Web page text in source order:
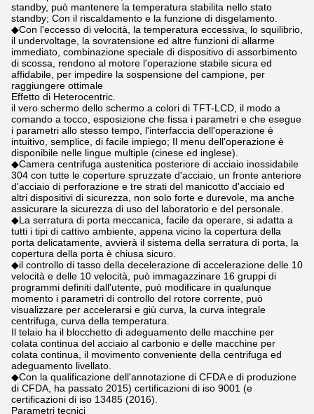
standby, può mantenere la temperatura stabilita nello stato
standby; Con il riscaldamento e la funzione di disgelamento.
◆Con l'eccesso di velocità, la temperatura eccessiva, lo squilibrio,
il undervoltage, la sovratensione ed altre funzioni di allarme
immediato, combinazione speciale di dispositivo di assorbimento
di scossa, rendono al motore l'operazione stabile sicura ed
affidabile, per impedire la sospensione del campione, per
raggiungere ottimale
Effetto di Heterocentric.
il vero schermo dello schermo a colori di TFT-LCD, il modo a
comando a tocco, esposizione che fissa i parametri e che esegue
i parametri allo stesso tempo, l'interfaccia dell'operazione è
intuitivo, semplice, di facile impiego; Il menu dell'operazione è
disponibile nelle lingue multiple (cinese ed inglese).
◆Camera centrifuga austenitica posteriore di acciaio inossidabile
304 con tutte le coperture spruzzate d'acciaio, un fronte anteriore
d'acciaio di perforazione e tre strati del manicotto d'acciaio ed
altri dispositivi di sicurezza, non solo forte e durevole, ma anche
assicurare la sicurezza di uso del laboratorio e del personale.
◆La serratura di porta meccanica, facile da operare, si adatta a
tutti i tipi di cattivo ambiente, appena vicino la copertura della
porta delicatamente, avvierà il sistema della serratura di porta, la
copertura della porta è chiusa sicuro.
◆il controllo di tasso della decelerazione di accelerazione delle 10
velocità e delle 10 velocità, può immagazzinare 16 gruppi di
programmi definiti dall'utente, può modificare in qualunque
momento i parametri di controllo del rotore corrente, può
visualizzare per accelerarsi e giù curva, la curva integrale
centrifuga, curva della temperatura.
Il telaio ha il blocchetto di adeguamento delle macchine per
colata continua del acciaio al carbonio e delle macchine per
colata continua, il movimento conveniente della centrifuga ed
adeguamento livellato.
◆Con la qualificazione dell'annotazione di CFDA e di produzione
di CFDA, ha passato 2015) certificazioni di iso 9001 (e
certificazioni di iso 13485 (2016).
Parametri tecnici